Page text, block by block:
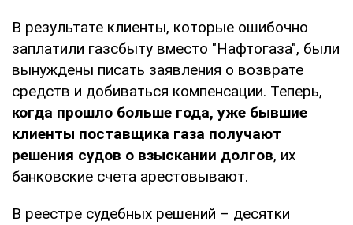
В результате клиенты, которые ошибочно
заплатили газсбыту вместо "Нафтогаза", были
вынуждены писать заявления о возврате
средств и добиваться компенсации. Теперь,
когда прошло больше года, уже бывшие
клиенты поставщика газа получают
решения судов о взыскании долгов, их
банковские счета арестовывают.
В реестре судебных решений – десятки